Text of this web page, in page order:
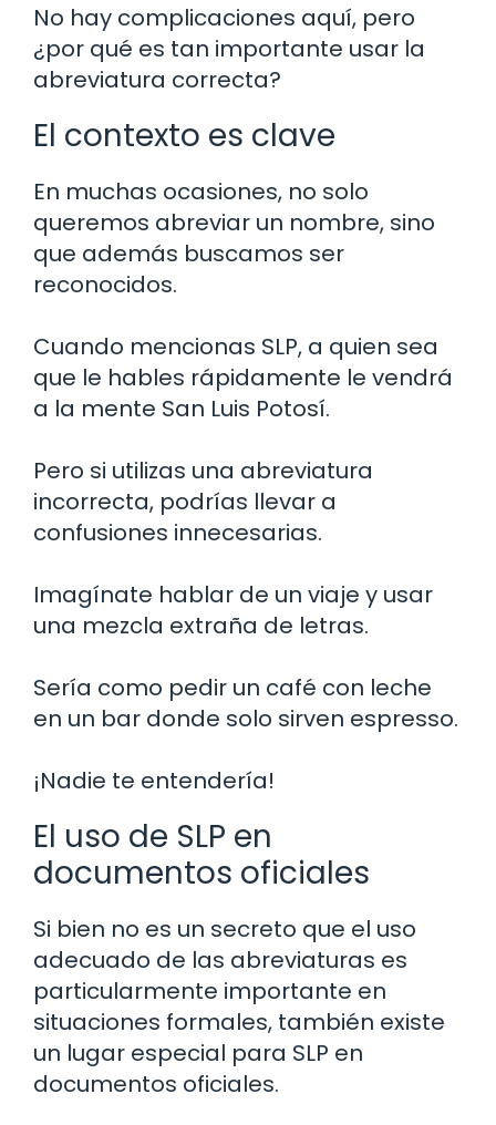
No hay complicaciones aquí, pero
¿por qué es tan importante usar la
abreviatura correcta?
El contexto es clave
En muchas ocasiones, no solo
queremos abreviar un nombre, sino
que además buscamos ser
reconocidos.
Cuando mencionas SLP, a quien sea
que le hables rápidamente le vendrá
a la mente San Luis Potosí.
Pero si utilizas una abreviatura
incorrecta, podrías llevar a
confusiones innecesarias.
Imagínate hablar de un viaje y usar
una mezcla extraña de letras.
Sería como pedir un café con leche
en un bar donde solo sirven espresso.
¡Nadie te entendería!
El uso de SLP en
documentos oficiales
Si bien no es un secreto que el uso
adecuado de las abreviaturas es
particularmente importante en
situaciones formales, también existe
un lugar especial para SLP en
documentos oficiales.